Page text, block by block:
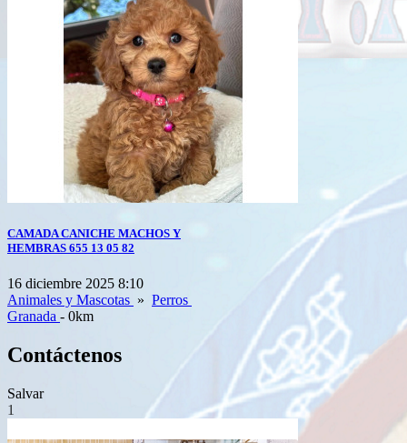
CAMADA CANICHE MACHOS Y
HEMBRAS 655 13 05 82
16 diciembre 2025 8:10
Animales y Mascotas » Perros
Granada - 0km
Contáctenos
Salvar
1